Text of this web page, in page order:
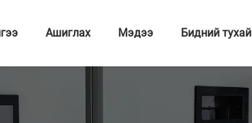
Ашиглах Мэдээ Бидний тухай